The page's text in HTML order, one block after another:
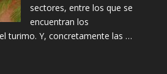
sectores, entre los que se
encuentran los
turimo. Y, concretamente las …